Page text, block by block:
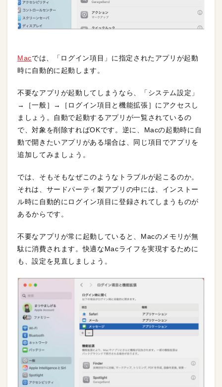
Macでは、「ログイン項目」に指定されたアプリが起動
時に自動的に起動します。
不要なアプリが起動してしまうなら、「システム設定」
→［一般］→［ログイン項目と機能拡張］にアクセスし
ましょう。自動で起動するアプリが一覧されているの
で、対象を削除すればOKです。逆に、Macの起動時に自
動で開きたいアプリがある場合は、同じ項目でアプリを
追加してみましょう。
では、そもそもなぜこのようなトラブルが起こるのか。
それは、サードパーティ製アプリの中には、インストー
ル時に自動的にログイン項目に登録されてしまうものが
あるからです。
不要なアプリが常に起動していると、Macのメモリが無
駄に消費されます。快適なMacライフを実現するために
も、設定を見直しましょう。